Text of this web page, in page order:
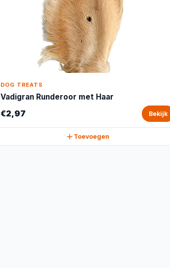
DOG TREATS
Vadigran Runderoor met Haar
€2,97 Bekijk
Toevoegen